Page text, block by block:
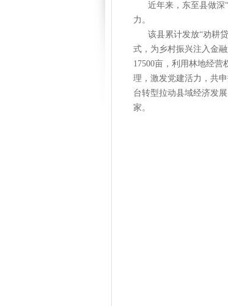
近年来，东至县做深
力。
该县累计发放“劝耕
式，为乡村振兴注入金
17500亩，利用林地经
理，激发党建活力，共
台转型拉动县域经济发
家。